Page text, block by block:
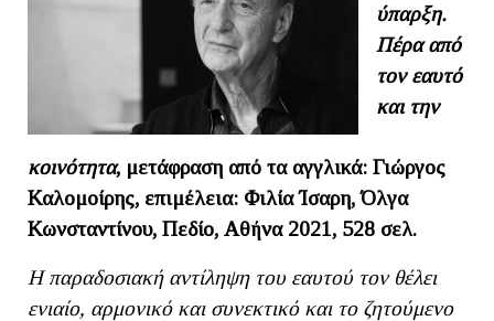
ύπαρξη.
Πέρα από
τον εαυτό
και την
κοινότητα, μετάφραση από τα αγγλικά: Γιώργος
Καλομοίρης, επιμέλεια: Φιλία Ίσαρη, Όλγα
Κωνσταντίνου, Πεδίο, Αθήνα 2021, 528 σελ.
Η παραδοσιακή αντίληψη του εαυτού τον θέλει
ενιαίο, αρμονικό και συνεκτικό και το ζητούμενο